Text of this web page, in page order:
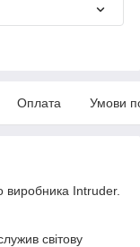
Оплата Умови
виробника Intruder.
світову